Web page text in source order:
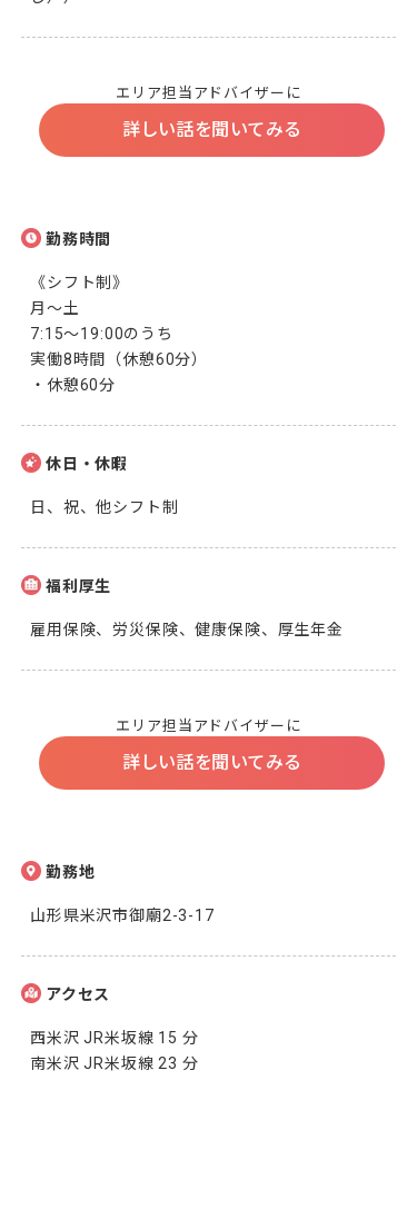
エリア担当アドバイザーに
詳しい話を聞いてみる
勤務時間
《シフト制》
月～土
7:15～19:00のうち
実働8時間（休憩60分）
・休憩60分
休日・休暇
日、祝、他シフト制
福利厚生
雇用保険、労災保険、健康保険、厚生年金
エリア担当アドバイザーに
詳しい話を聞いてみる
勤務地
山形県米沢市御廟2-3-17
アクセス
西米沢 JR米坂線 15 分
南米沢 JR米坂線 23 分